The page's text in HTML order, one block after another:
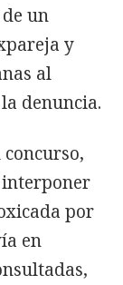
un
y
al
denuncia.
interponer
por
en